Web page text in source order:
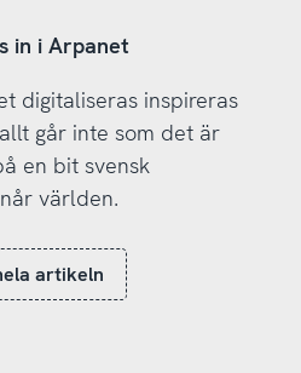
in i Arpanet
digitaliseras inspireras
går inte som det är
en bit svensk
världen.
artikeln